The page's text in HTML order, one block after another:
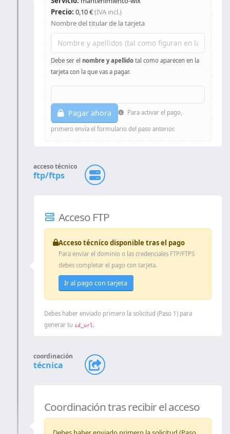
Servicio: mantenimiento-wix
Precio:0,10 €(IVA incl.)
Nombre del titular de la tarjeta
Debe ser elnombre y apellido
Pagar ahora
primero envía el formulario del paso anterior.
acceso técnico
Acceso FTP
Acceso técnico disponible tras el pago
Para enviar el dominio o las credenciales FTP/FTPS
debes completar el pago con tarjeta.
Ir al pago con tarjeta
Debes haber enviado primero la solicitud (Paso 1) para
coordinación
Coordinación tras recibir el acceso